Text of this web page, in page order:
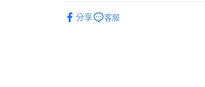
街口支付
分享 客服